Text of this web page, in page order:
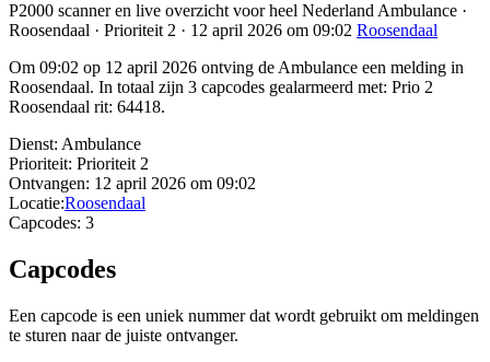
P2000 scanner en live overzicht voor heel Nederland Ambulance ·
Roosendaal · Prioriteit 2 · 12 april 2026 om 09:02 Roosendaal
Om 09:02 op 12 april 2026 ontving de Ambulance een melding in
Roosendaal. In totaal zijn 3 capcodes gealarmeerd met: Prio 2
Roosendaal rit: 64418.
Dienst: Ambulance
Prioriteit: Prioriteit 2
Ontvangen: 12 april 2026 om 09:02
Locatie:Roosendaal
Capcodes: 3
Capcodes
Een capcode is een uniek nummer dat wordt gebruikt om meldingen
te sturen naar de juiste ontvanger.